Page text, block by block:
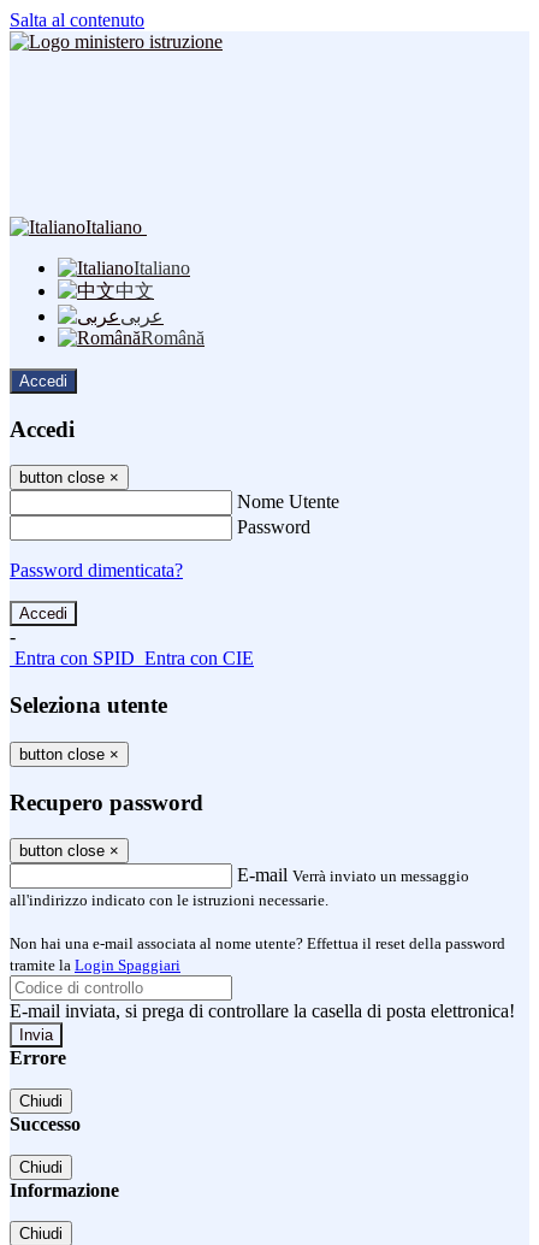
Salta al contenuto
Italiano
Italiano
中文
عربى
Română
Accedi
Accedi
button close ×
Nome Utente
Password
Password dimenticata?
-
Entra con SPID Entra con CIE
Seleziona utente
button close ×
Recupero password
button close ×
E-mail Verrà inviato un messaggio
all'indirizzo indicato con le istruzioni necessarie.
Non hai una e-mail associata al nome utente? Effettua il reset della password
tramite la Login Spaggiari
E-mail inviata, si prega di controllare la casella di posta elettronica!
Errore
Chiudi
Successo
Chiudi
Informazione
Chiudi